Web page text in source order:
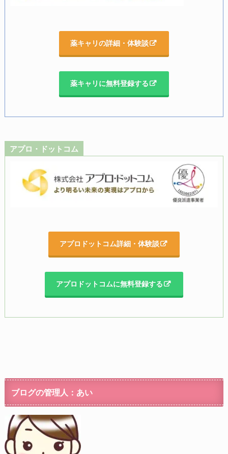
薬キャリの詳細・体験談
薬キャリに無料登録する
アプロ・ドットコム
アプロドットコム詳細・体験談
アプロドットコムに無料登録する
ブログの管理人：あい